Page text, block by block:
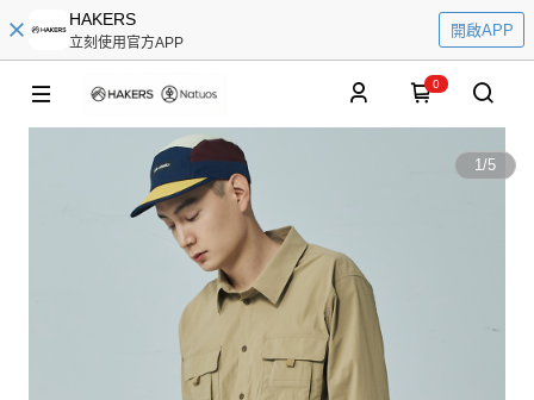
HAKERS
立刻使用官方APP
開啟APP
0
1/5